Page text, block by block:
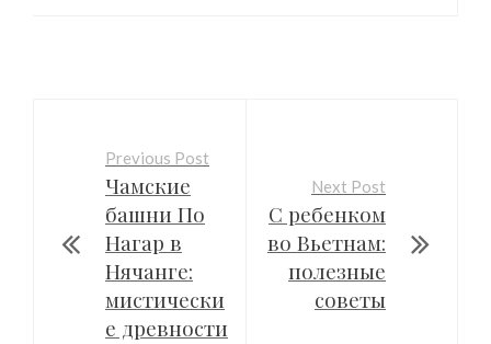
Previous Post
Чамские
башни По
Нагар в
Нячанге:
мистически
е древности
Next Post
С ребенком
во Вьетнам:
полезные
советы